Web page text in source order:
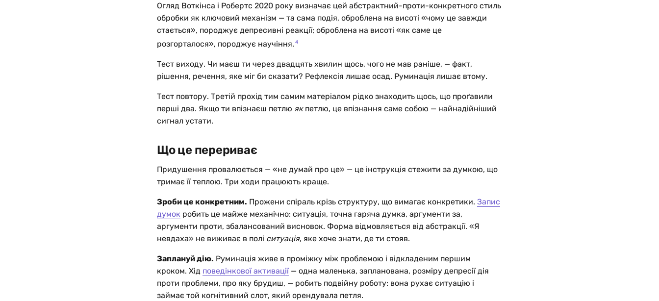
Огляд Воткінса і Робертс 2020 року визначає цей абстрактний-проти-конкретного стиль
обробки як ключовий механізм — та сама подія, оброблена на висоті «чому це завжди
стається», породжує депресивні реакції; оброблена на висоті «як саме це
розгорталося», породжує научіння. 4
Тест виходу. Чи маєш ти через двадцять хвилин щось, чого не мав раніше, — факт,
рішення, речення, яке міг би сказати? Рефлексія лишає осад. Руминація лишає втому.
Тест повтору. Третій прохід тим самим матеріалом рідко знаходить щось, що проґавили
перші два. Якщо ти впізнаєш петлю якпетлю, це впізнання саме собою — найнадійніший
сигнал устати.
Що це перериває
Придушення провалюється — «не думай про це» — це інструкція стежити за думкою, що
тримає її теплою. Три ходи працюють краще.
Зроби це конкретним. Прожени спіраль крізь структуру, що вимагає конкретики. Запис
думок робить це майже механічно: ситуація, точна гаряча думка, аргументи за,
аргументи проти, збалансований висновок. Форма відмовляється від абстракції. «Я
невдаха» не виживає в полі ситуація, яке хоче знати, де ти стояв.
Заплануй дію. Руминація живе в проміжку між проблемою і відкладеним першим
кроком. Хід поведінкової активації — одна маленька, запланована, розміру депресії дія
проти проблеми, про яку брудиш, — робить подвійну роботу: вона рухає ситуацію і
займає той когнітивний слот, який орендувала петля.